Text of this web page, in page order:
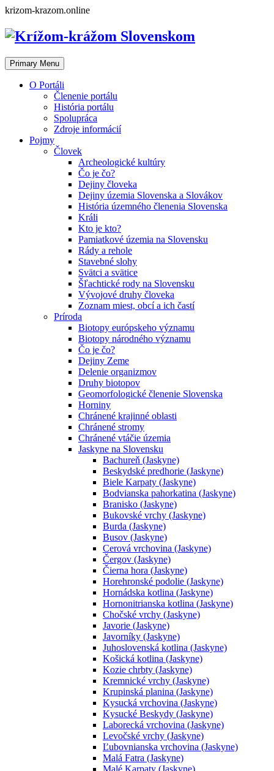
Skip
content
krizom-krazom.online
Primary Menu
O Portáli
Členenie portálu
História portálu
Spolupráca
Zdroje informácií
Pojmy
Človek
Archeologické kultúry
Čo je čo?
Dejiny človeka
Dejiny územia Slovenska a Slovákov
História územného členenia Slovenska
Králi
Kto je kto?
Pamiatkové územia na Slovensku
Rády a rehole
Stavebné slohy
Svätci a svätice
Šľachtické rody na Slovensku
Vývojové druhy človeka
Zoznam miest, obcí a ich častí
Príroda
Biotopy európskeho významu
Biotopy národného významu
Čo je čo?
Dejiny Zeme
Delenie organizmov
Druhy biotopov
Geomorfologické členenie Slovenska
Horniny
Chránené krajinné oblasti
Chránené stromy
Chránené vtáčie územia
Jaskyne na Slovensku
Bachureň (Jaskyne)
Beskydské predhorie (Jaskyne)
Biele Karpaty (Jaskyne)
Bodvianska pahorkatina (Jaskyne)
Branisko (Jaskyne)
Bukovské vrchy (Jaskyne)
Burda (Jaskyne)
Busov (Jaskyne)
Cerová vrchovina (Jaskyne)
Čergov (Jaskyne)
Čierna hora (Jaskyne)
Horehronské podolie (Jaskyne)
Hornádska kotlina (Jaskyne)
Hornonitrianska kotlina (Jaskyne)
Chočské vrchy (Jaskyne)
Javorie (Jaskyne)
Javorníky (Jaskyne)
Juhoslovenská kotlina (Jaskyne)
Košická kotlina (Jaskyne)
Kozie chrbty (Jaskyne)
Kremnické vrchy (Jaskyne)
Krupinská planina (Jaskyne)
Kysucká vrchovina (Jaskyne)
Kysucké Beskydy (Jaskyne)
Laborecká vrchovina (Jaskyne)
Levočské vrchy (Jaskyne)
Ľubovnianska vrchovina (Jaskyne)
Malá Fatra (Jaskyne)
Malé Karpaty (Jaskyne)